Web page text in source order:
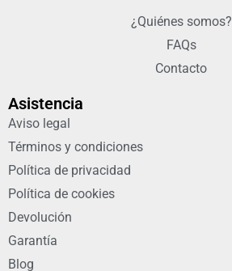
¿Quiénes somos?
FAQs
Contacto
Asistencia
Aviso legal
Términos y condiciones
Política de privacidad
Política de cookies
Devolución
Garantía
Blog